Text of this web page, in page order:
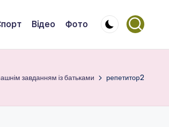
Відео Фото
завданням із батьками репетитор2